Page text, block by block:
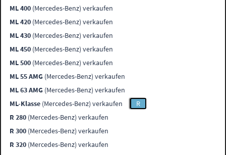
ML 400 (Mercedes-Benz) verkaufen
ML 420 (Mercedes-Benz) verkaufen
ML 430 (Mercedes-Benz) verkaufen
ML 450 (Mercedes-Benz) verkaufen
ML 500 (Mercedes-Benz) verkaufen
ML 55 AMG (Mercedes-Benz) verkaufen
ML 63 AMG (Mercedes-Benz) verkaufen
ML-Klasse (Mercedes-Benz) verkaufen
R
R 280 (Mercedes-Benz) verkaufen
R 300 (Mercedes-Benz) verkaufen
R 320 (Mercedes-Benz) verkaufen